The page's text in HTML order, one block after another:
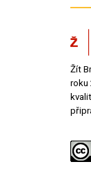
Žít
roku